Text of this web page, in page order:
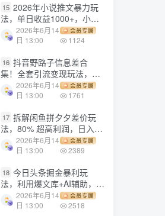
15 2026年小说推文暴力玩
法，单日收益1000+，小白
看完即可上手
2026年6月14
日 13:00
会员专属
1124
16 抖音野路子信息差合
集！全套引流变现玩法，保
姆级拆解
2026年6月14
日 13:00
会员专属
1761
17 拆解闲鱼拼夕夕差价玩
法，80% 超高利润，日入轻
松过千2026年6月14
日 13:00
会员专属
2389
18 今日头条掘金暴利玩
法，利用爆文库+AI辅助，轻
松矩阵、当天起号，简单粗
暴，日入1000+
2026年6月14
日 13:00
会员专属
2518